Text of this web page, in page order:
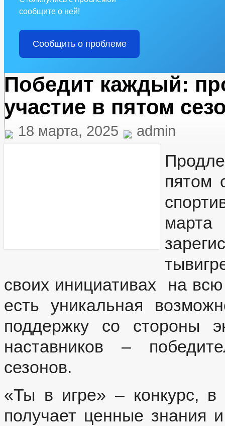
сообщите о ней!
Сообщить о проблеме
Победит каждый:
участие в пятом
18 марта, 2025 admin
пятом
своих инициативах на
есть уникальная
поддержку со стороны
наставников –
сезонов.
«Ты в игре» – конкурс, в
получает ценные знания